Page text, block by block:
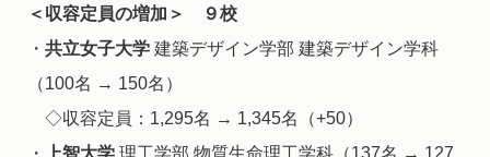
＜収容定員の増加＞ ９校
・ 共立女子大学建築デザイン学部 建築デザイン学科
（100名 → 150名）
◇収容定員：1,295名 → 1,345名（+50）
・
上智大学理工学部 物質生命理工学科（137名 → 127